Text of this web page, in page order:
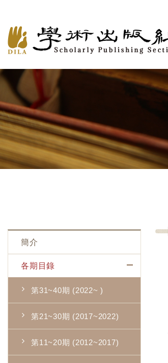
簡介
各期目錄
第31~40期 (2022~ )
第21~30期 (2017~2022)
第11~20期 (2012~2017)